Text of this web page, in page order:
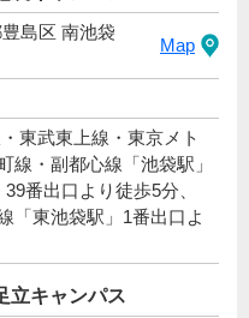
島区 南池袋
Map
東武東上線・東京メト
線・副都心線「池袋駅」
番出口より徒歩5分、
「東池袋駅」1番出口よ
立キャンパス